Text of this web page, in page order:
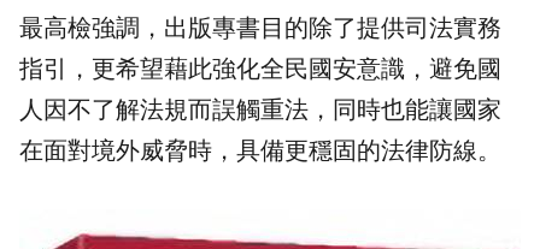
最高檢強調，出版專書目的除了提供司法實務
指引，更希望藉此強化全民國安意識，避免國
人因不了解法規而誤觸重法，同時也能讓國家
在面對境外威脅時，具備更穩固的法律防線。